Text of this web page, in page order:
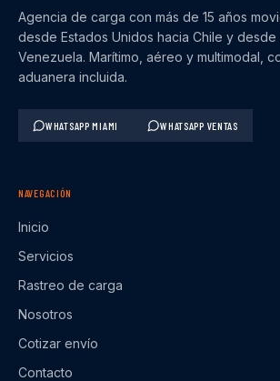
Agencia de carga con más de 15 años
desde Estados Unidos hacia Chile y desde
Venezuela. Marítimo, aéreo y multimodal,
aduanera incluida.
WHATSAPP MIAMI WHATSAPP VENTAS
NAVEGACIÓN
Inicio
Servicios
Rastreo de carga
Nosotros
Cotizar envío
Contacto